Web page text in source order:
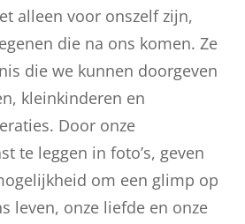
alleen voor onszelf zijn,
die na ons komen. Ze
die we kunnen doorgeven
kleinkinderen en
Door onze
te leggen in foto’s, geven
om een glimp op
leven, onze liefde en onze